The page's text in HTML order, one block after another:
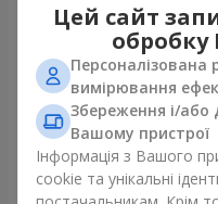
Букет "Рожева ніжність"
4 427 грн
Цей сайт
Персоналізована
вимірювання
Збереження і/або
Вашому пристрої
Інформація з Вашого
cookie та унікальні